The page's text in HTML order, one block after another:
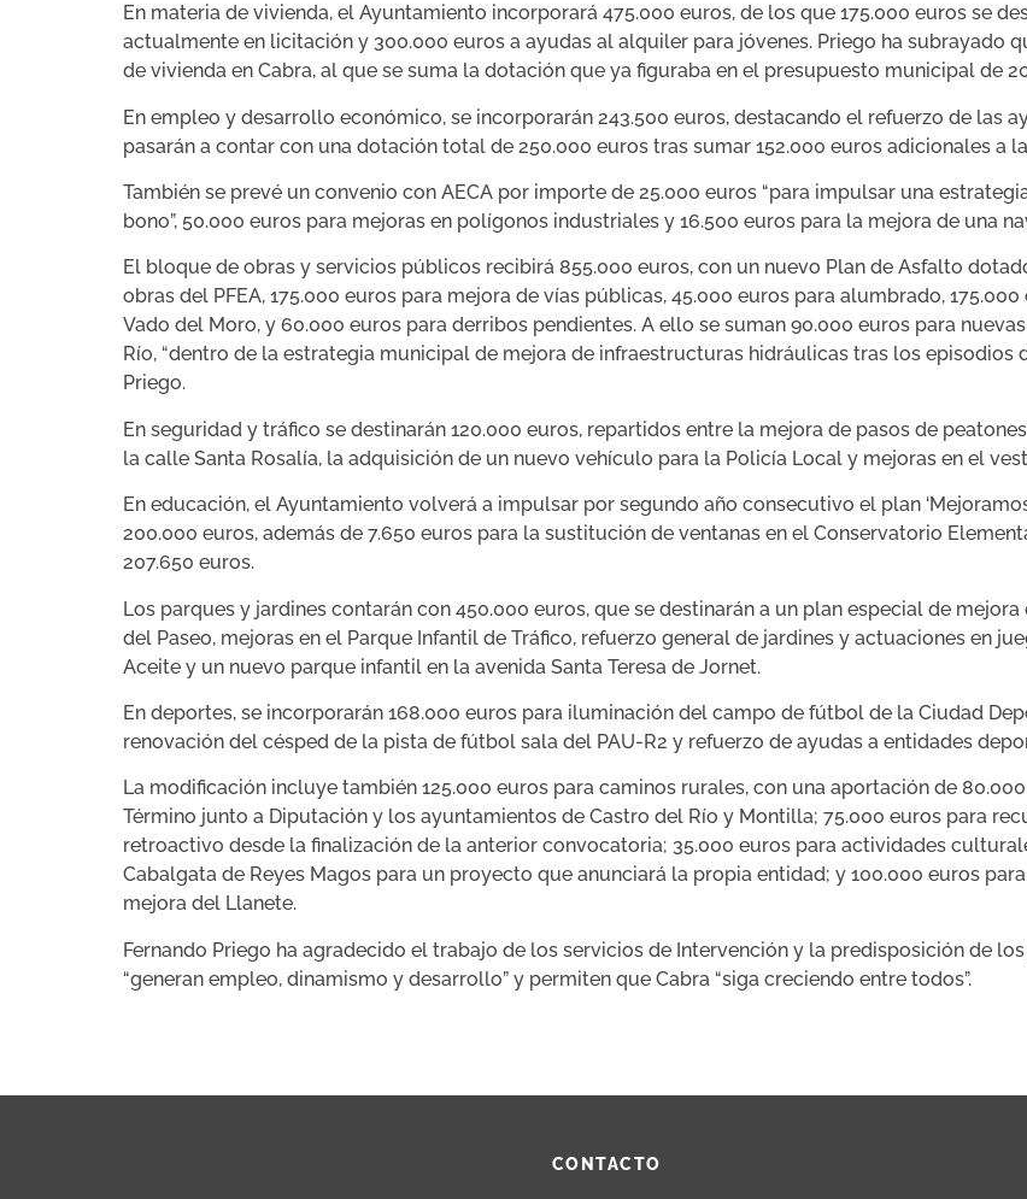
En materia de vivienda, el Ayuntamiento incorporará 475.000 euros, de los que 175.000 euros se
actualmente en licitación y 300.000 euros a ayudas al alquiler para jóvenes. Priego ha subrayado
de vivienda en Cabra, al que se suma la dotación que ya figuraba en el presupuesto municipal de
En empleo y desarrollo económico, se incorporarán 243.500 euros, destacando el refuerzo de las
pasarán a contar con una dotación total de 250.000 euros tras sumar 152.000 euros adicionales a
También se prevé un convenio con AECA por importe de 25.000 euros “para impulsar una
bono”, 50.000 euros para mejoras en polígonos industriales y 16.500 euros para la mejora de una
El bloque de obras y servicios públicos recibirá 855.000 euros, con un nuevo Plan de Asfalto
obras del PFEA, 175.000 euros para mejora de vías públicas, 45.000 euros para alumbrado,
Vado del Moro, y 60.000 euros para derribos pendientes. A ello se suman 90.000 euros para
Río, “dentro de la estrategia municipal de mejora de infraestructuras hidráulicas tras los episodios
Priego.
En seguridad y tráfico se destinarán 120.000 euros, repartidos entre la mejora de pasos de
la calle Santa Rosalía, la adquisición de un nuevo vehículo para la Policía Local y mejoras en el
En educación, el Ayuntamiento volverá a impulsar por segundo año consecutivo el plan
200.000 euros, además de 7.650 euros para la sustitución de ventanas en el Conservatorio
207.650 euros.
Los parques y jardines contarán con 450.000 euros, que se destinarán a un plan especial de
del Paseo, mejoras en el Parque Infantil de Tráfico, refuerzo general de jardines y actuaciones en
Aceite y un nuevo parque infantil en la avenida Santa Teresa de Jornet.
En deportes, se incorporarán 168.000 euros para iluminación del campo de fútbol de la Ciudad
renovación del césped de la pista de fútbol sala del PAU-R2 y refuerzo de ayudas a entidades
La modificación incluye también 125.000 euros para caminos rurales, con una aportación de
Término junto a Diputación y los ayuntamientos de Castro del Río y Montilla; 75.000 euros para
retroactivo desde la finalización de la anterior convocatoria; 35.000 euros para actividades
Cabalgata de Reyes Magos para un proyecto que anunciará la propia entidad; y 100.000 euros
mejora del Llanete.
Fernando Priego ha agradecido el trabajo de los servicios de Intervención y la predisposición de
“generan empleo, dinamismo y desarrollo” y permiten que Cabra “siga creciendo entre todos”.
CONTACTO